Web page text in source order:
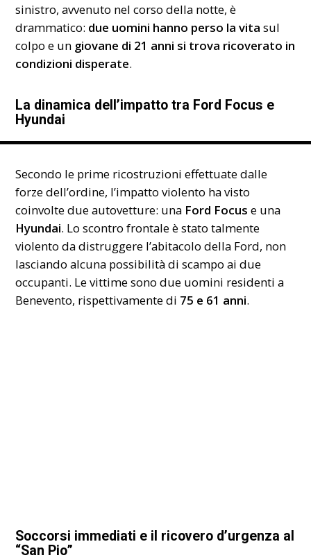
sinistro, avvenuto nel corso della notte, è
drammatico: due uomini hanno perso la vita sul
colpo e un giovane di 21 anni si trova ricoverato in
condizioni disperate.
La dinamica dell’impatto tra Ford Focus e
Hyundai
Secondo le prime ricostruzioni effettuate dalle
forze dell’ordine, l’impatto violento ha visto
coinvolte due autovetture: una Ford Focus e una
Hyundai. Lo scontro frontale è stato talmente
violento da distruggere l’abitacolo della Ford, non
lasciando alcuna possibilità di scampo ai due
occupanti. Le vittime sono due uomini residenti a
Benevento, rispettivamente di 75 e 61 anni.
Soccorsi immediati e il ricovero d’urgenza al
“San Pio”